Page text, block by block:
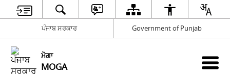
ਪੰਜਾਬ ਸਰਕਾਰ Government of Punjab
ਮੋਗਾ
MOGA